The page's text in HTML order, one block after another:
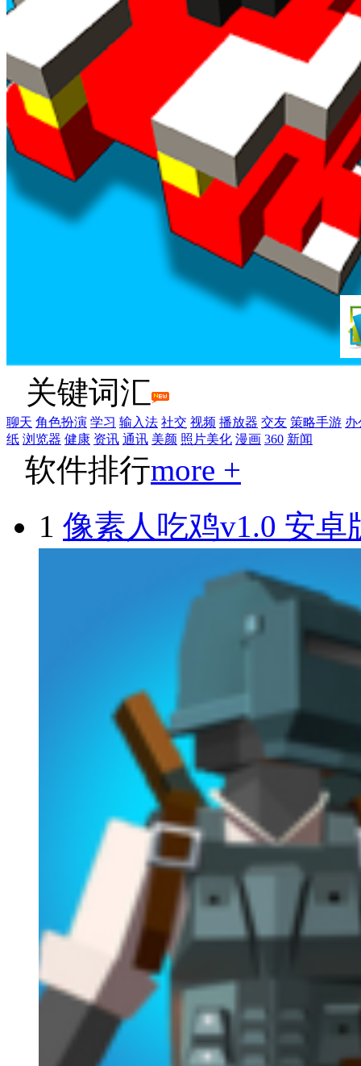
关键词汇
聊天 角色扮演 学习 输入法 社交 视频 播放器 交友 策略手游 办
纸 浏览器 健康 资讯 通讯 美颜 照片美化 漫画 360 新闻
软件排行more +
1 像素人吃鸡v1.0 安卓